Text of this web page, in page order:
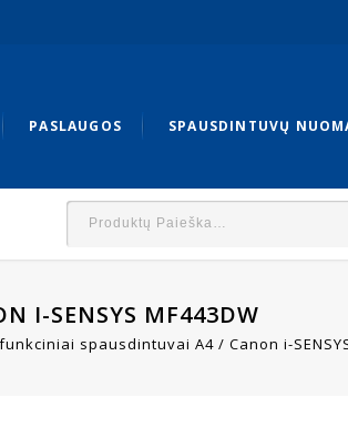
PASLAUGOS SPAUSDINTUVŲ
I-SENSYS MF443DW
spausdintuvai A4/ Canon i-